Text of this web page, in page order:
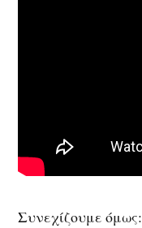
Συνεχίζουμε όμως: